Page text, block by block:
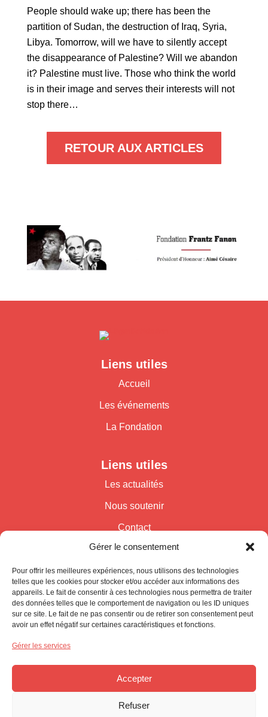
Gérer le consentement
Pour offrir les meilleures expériences, nous utilisons des technologies
telles que les cookies pour stocker et/ou accéder aux informations des
appareils. Le fait de consentir à ces technologies nous permettra de traiter
des données telles que le comportement de navigation ou les ID uniques
sur ce site. Le fait de ne pas consentir ou de retirer son consentement peut
avoir un effet négatif sur certaines caractéristiques et fonctions.
Gérer les services
Accepter
Refuser
People should wake up; there has been the
partition of Sudan, the destruction of Iraq, Syria,
Libya. Tomorrow, will we have to silently accept
the disappearance of Palestine? Will we abandon
it? Palestine must live. Those who think the world
is in their image and serves their interests will not
stop there…
RETOUR AUX ARTICLES
Liens utiles
Accueil
Les événements
La Fondation
Liens utiles
Les actualités
Nous soutenir
Contact
Suivez-nous
Copyright © 2026 Tous droits réservés | Création :